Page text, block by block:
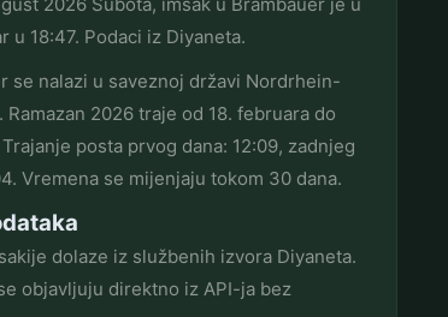
u 18:47. Podaci iz Diyaneta.
se nalazi u saveznoj državi Nordrhein-
Ramazan 2026 traje od 18. februara do
posta prvog dana: 12:09, zadnjeg
Vremena se mijenjaju tokom 30 dana.
dolaze iz službenih izvora Diyaneta.
objavljuju direktno iz API-ja bez